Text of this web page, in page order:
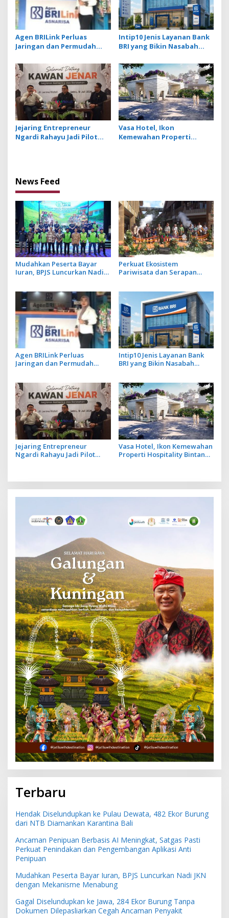
Agen BRILink Perluas
Jaringan dan Permudah
Intip10 Jenis Layanan Bank
BRI yang Bikin Nasabah
Jejaring Entrepreneur
Ngardi Rahayu Jadi Pilot
Vasa Hotel, Ikon
Kemewahan Properti
News Feed
Mudahkan Peserta Bayar
Iuran, BPJS Luncurkan Nadi
Perkuat Ekosistem
Pariwisata dan Serapan
KEK Kura Kura
Agen BRILink Perluas
Jaringan dan Permudah
Intip10 Jenis Layanan Bank
BRI yang Bikin Nasabah
Jejaring Entrepreneur
Ngardi Rahayu Jadi Pilot
Vasa Hotel, Ikon Kemewahan
Properti Hospitality Bintang
Terbaru
Hendak Diselundupkan ke Pulau Dewata, 482 Ekor Burung
dari NTB Diamankan Karantina Bali
Ancaman Penipuan Berbasis AI Meningkat, Satgas Pasti
Perkuat Penindakan dan Pengembangan Aplikasi Anti
Penipuan
Mudahkan Peserta Bayar Iuran, BPJS Luncurkan Nadi JKN
dengan Mekanisme Menabung
Gagal Diselundupkan ke Jawa, 284 Ekor Burung Tanpa
Dokumen Dilepasliarkan Cegah Ancaman Penyakit